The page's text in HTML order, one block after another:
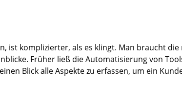
ist komplizierter, als es klingt. Man braucht
Früher ließ die Automatisierung von
Blick alle Aspekte zu erfassen, um ein